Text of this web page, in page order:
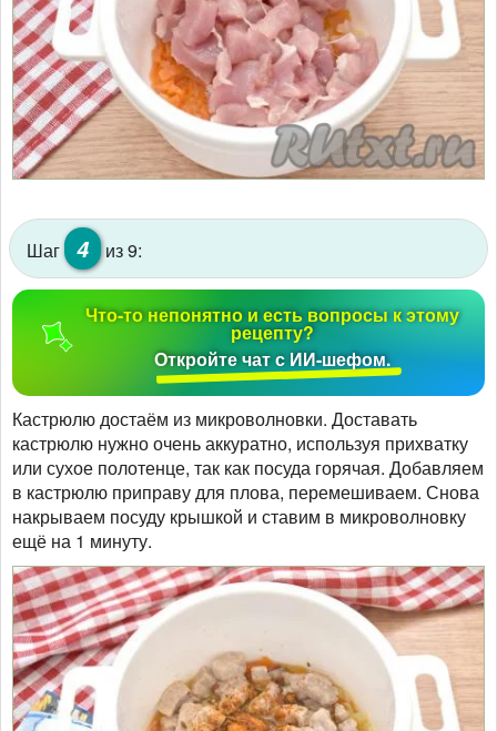
Шаг 4 из 9:
Что-то непонятно и есть вопросы к этому
рецепту?
Откройте чат с ИИ-шефом.
Кастрюлю достаём из микроволновки. Доставать
кастрюлю нужно очень аккуратно, используя прихватку
или сухое полотенце, так как посуда горячая. Добавляем
в кастрюлю приправу для плова, перемешиваем. Снова
накрываем посуду крышкой и ставим в микроволновку
ещё на 1 минуту.